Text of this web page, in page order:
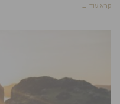
קרא עוד ←